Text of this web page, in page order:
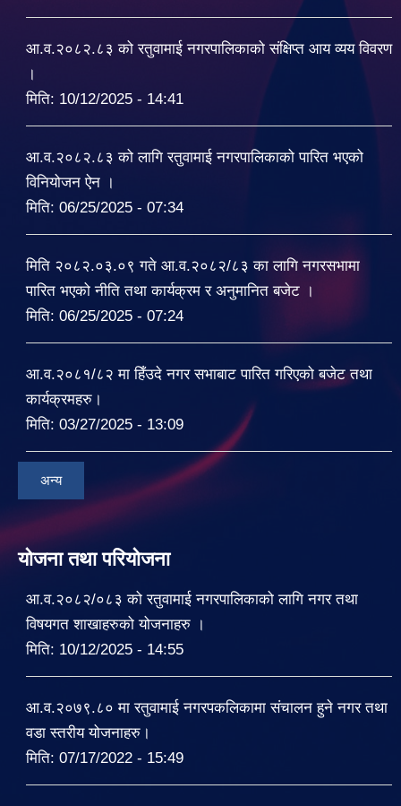
आ.व.२०८२.८३ को रतुवामाई नगरपालिकाको संक्षिप्त आय व्यय विवरण
।
मिति: 10/12/2025 - 14:41
आ.व.२०८२.८३ को लागि रतुवामाई नगरपालिकाको पारित भएको
विनियोजन ऐन ।
मिति: 06/25/2025 - 07:34
मिति २०८२.०३.०९ गते आ.व.२०८२/८३ का लागि नगरसभामा
पारित भएको नीति तथा कार्यक्रम र अनुमानित बजेट ।
मिति: 06/25/2025 - 07:24
आ.व.२०८१/८२ मा हिँउदे नगर सभाबाट पारित गरिएको बजेट तथा
कार्यक्रमहरु।
मिति: 03/27/2025 - 13:09
अन्य
योजना तथा परियोजना
आ.व.२०८२/०८३ को रतुवामाई नगरपालिकाको लागि नगर तथा
विषयगत शाखाहरुको योजनाहरु ।
मिति: 10/12/2025 - 14:55
आ.व.२०७९.८० मा रतुवामाई नगरपकलिकामा संचालन हुने नगर तथा
वडा स्तरीय योजनाहरु।
मिति: 07/17/2022 - 15:49